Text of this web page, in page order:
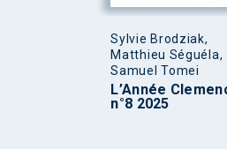
Sylvie Brodziak,
Matthieu Séguéla,
Samuel Tomei
L’Année
n°8 2025